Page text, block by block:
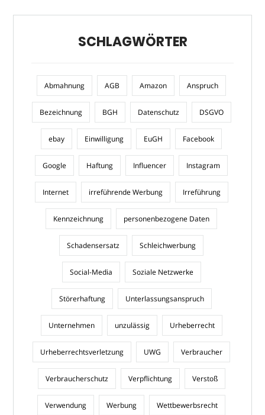
SCHLAGWÖRTER
Abmahnung AGB Amazon Anspruch
Bezeichnung BGH Datenschutz DSGVO
ebay Einwilligung EuGH Facebook
Google Haftung Influencer Instagram
Internet irreführende Werbung Irreführung
Kennzeichnung personenbezogene Daten
Schadensersatz Schleichwerbung
Social-Media Soziale Netzwerke
Störerhaftung Unterlassungsanspruch
Unternehmen unzulässig Urheberrecht
Urheberrechtsverletzung UWG Verbraucher
Verbraucherschutz Verpflichtung Verstoß
Verwendung Werbung Wettbewerbsrecht